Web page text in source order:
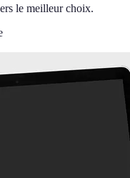
le meilleur choix.